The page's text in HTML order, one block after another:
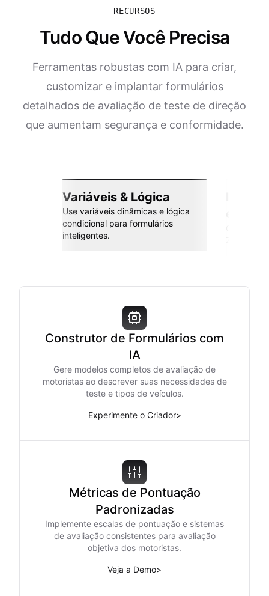
RECURSOS
Tudo Que Você Precisa
Ferramentas robustas com IA para criar,
customizar e implantar formulários
detalhados de avaliação de teste de direção
que aumentam segurança e conformidade.
Variáveis & Lógica
Use variáveis dinâmicas e lógica
condicional para formulários
inteligentes.
Construtor de Formulários com
IA
Gere modelos completos de avaliação de
motoristas ao descrever suas necessidades de
teste e tipos de veículos.
Experimente o Criador>
Métricas de Pontuação
Padronizadas
Implemente escalas de pontuação e sistemas
de avaliação consistentes para avaliação
objetiva dos motoristas.
Veja a Demo>